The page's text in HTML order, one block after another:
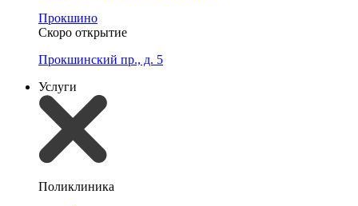
Прокшино
Скоро открытие
Прокшинский пр., д. 5
Услуги
Поликлиника